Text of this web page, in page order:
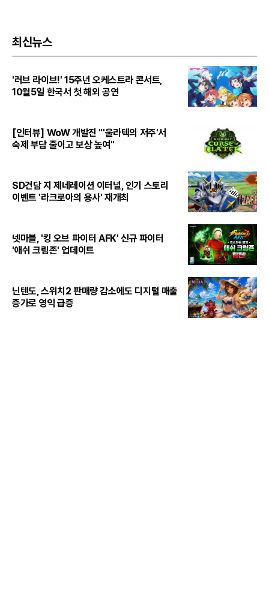
최신뉴스
'러브 라이브!' 15주년 오케스트라 콘서트,
10월5일 한국서 첫 해외 공연
[인터뷰] WoW 개발진 "'울라텍의 저주'서
숙제 부담 줄이고 보상 높여"
SD건담 지 제네레이션 이터널, 인기 스토리
이벤트 '라크로아의 용사' 재개최
넷마블, '킹 오브 파이터 AFK' 신규 파이터
'애쉬 크림존' 업데이트
닌텐도, 스위치2 판매량 감소에도 디지털 매출
증가로 영익 급증